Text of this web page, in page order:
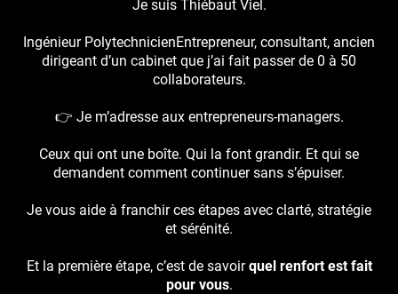
Je suis Thiébaut Viel.
Ingénieur PolytechnicienEntrepreneur, consultant, ancien
dirigeant d’un cabinet que j’ai fait passer de 0 à 50
collaborateurs.
👉 Je m’adresse aux entrepreneurs-managers.
Ceux qui ont une boîte. Qui la font grandir. Et qui se
demandent comment continuer sans s’épuiser.
Je vous aide à franchir ces étapes avec clarté, stratégie
et sérénité.
Et la première étape, c’est de savoirquel renfort est fait
pour vous.